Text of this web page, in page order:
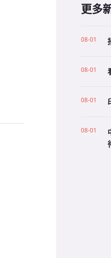
更多
08-01
08-01
08-01
08-01